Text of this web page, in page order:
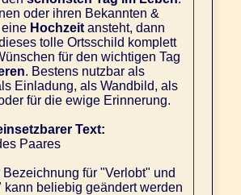
oder ihren Bekannten &
Hochzeitansteht, dann
tolle Ortsschild komplett
für den wichtigen Tag
. Bestens nutzbar als
Einladung, als Wandbild, als
für die ewige Erinnerung.
Text:
Paares
für "Verlobt" und
kann beliebig geändert werden